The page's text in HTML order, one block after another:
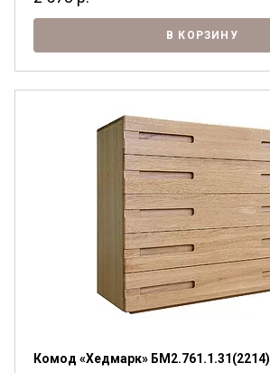
В КОРЗИНУ
Комод «Хедмарк» БМ2.761.1.31(2214)